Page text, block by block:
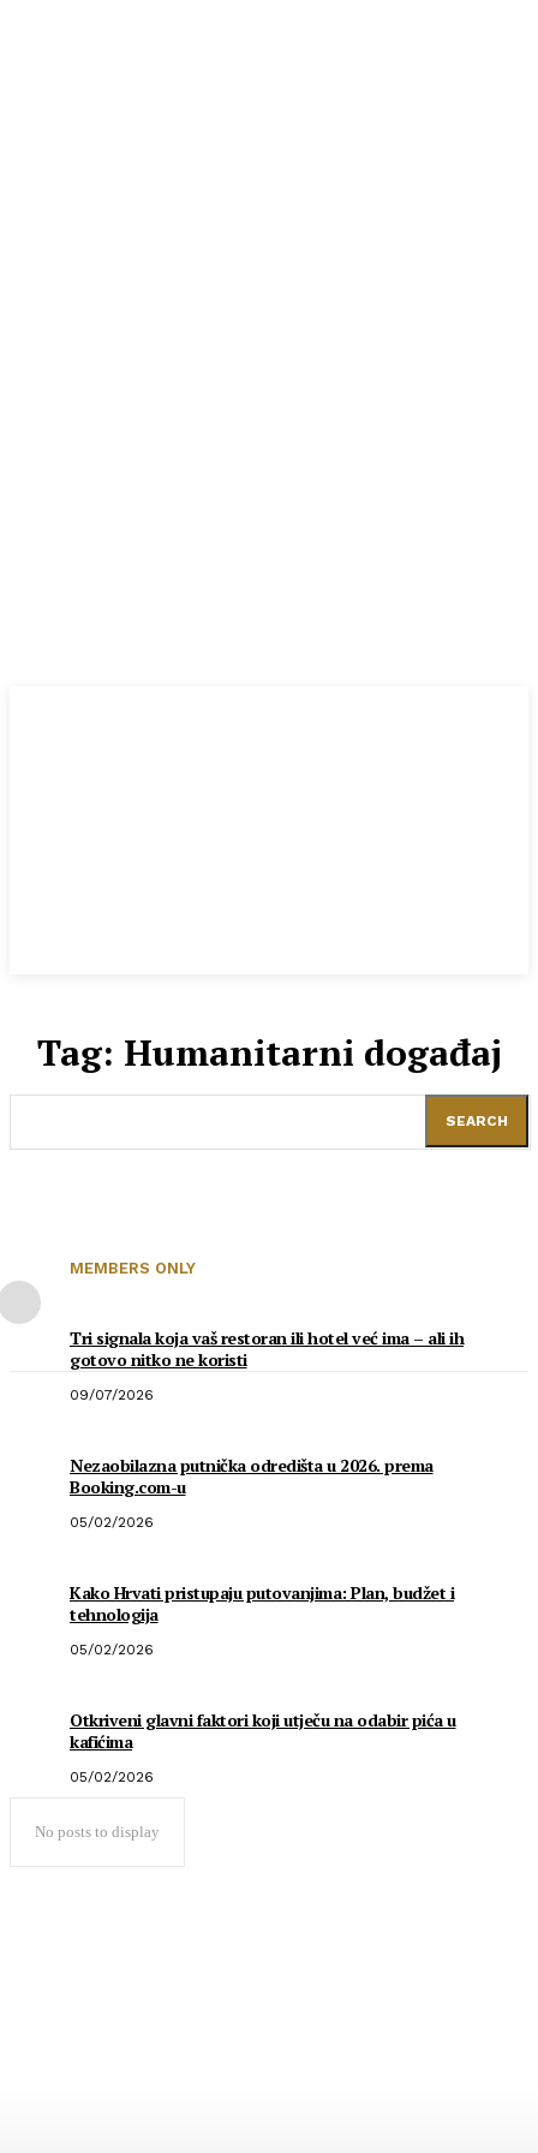
Tag: Humanitarni događaj
SEARCH
MEMBERS ONLY
Tri signala koja vaš restoran ili hotel već ima – ali ih
gotovo nitko ne koristi
09/07/2026
Nezaobilazna putnička odredišta u 2026. prema
Booking.com-u
05/02/2026
Kako Hrvati pristupaju putovanjima: Plan, budžet i
tehnologija
05/02/2026
Otkriveni glavni faktori koji utječu na odabir pića u
kafićima
05/02/2026
No posts to display